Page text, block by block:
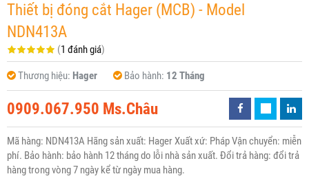
Thiết bị đóng cắt Hager (MCB) - Model
NDN413A
(1 đánh giá)
Thương hiệu: Hager Bảo hành: 12 Tháng
0909.067.950 Ms.Châu
Mã hàng: NDN413A Hãng sản xuất: Hager Xuất xứ: Pháp Vận chuyển: miễn
phí. Bảo hành: bảo hành 12 tháng do lỗi nhà sản xuất. Đổi trả hàng: đổi trả
hàng trong vòng 7 ngày kể từ ngày mua hàng.